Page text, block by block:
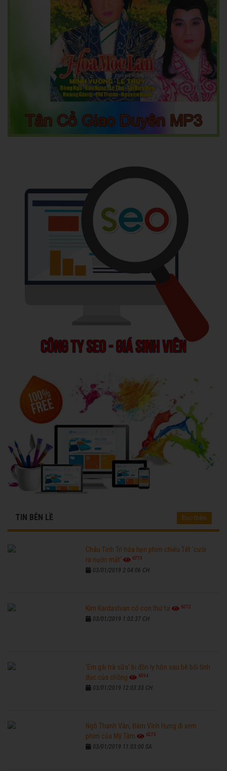
TIN BÊN LỀ Đọc thêm
Châu Tinh Trì hứa hẹn phim chiếu Tết 'cười
ra nước mắt'
6773
03/01/2019 2:04:06 CH
Kim Kardashian có con thứ tư 6272
03/01/2019 1:03:37 CH
'Em gái trà sữa' bị đồn ly hôn sau bê bối tình
dục của chồng
6594
03/01/2019 12:03:33 CH
Ngô Thanh Vân, Đàm Vĩnh Hưng đi xem
phim của Mỹ Tâm
6273
03/01/2019 11:03:00 SA